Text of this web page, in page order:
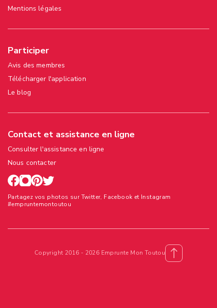
Mentions légales
Participer
Avis des membres
Télécharger l'application
Le blog
Contact et assistance en ligne
Consulter l'assistance en ligne
Nous contacter
Partagez vos photos sur Twitter, Facebook et Instagram
#empruntemontoutou
Copyright 2016 - 2026 Emprunte Mon Toutou